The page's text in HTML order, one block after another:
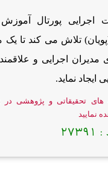
اجرایی پورتال
تلاش می کند تا
مدیران اجرایی و
ایجاد نماید.
های تحقیقاتی و پژوهشی در
نمایید
:
27391